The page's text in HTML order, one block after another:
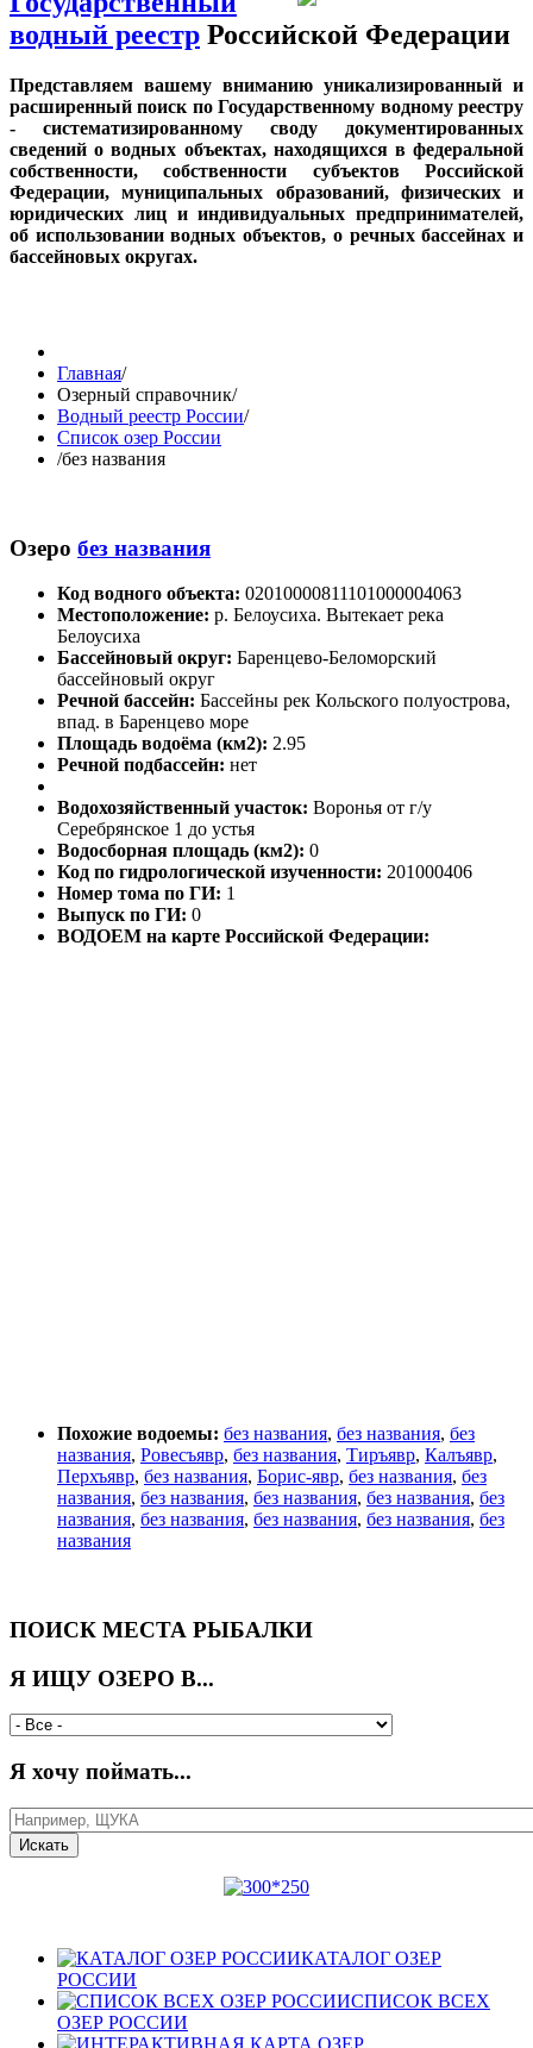
водный реестр Российской Федерации
Представляем вашему вниманию уникализированный и
расширенный поиск по Государственному водному реестру
- систематизированному своду документированных
сведений о водных объектах, находящихся в федеральной
собственности, собственности субъектов Российской
Федерации, муниципальных образований, физических и
юридических лиц и индивидуальных предпринимателей,
об использовании водных объектов, о речных бассейнах и
бассейновых округах.
Главная/
Озерный справочник/
Водный реестр России/
Список озер России
/без названия
Озеро без названия
Код водного объекта: 02010000811101000004063
Местоположение: р. Белоусиха. Вытекает река
Белоусиха
Бассейновый округ: Баренцево-Беломорский
бассейновый округ
Речной бассейн: Бассейны рек Кольского полуострова,
впад. в Баренцево море
Площадь водоёма (км2): 2.95
Речной подбассейн: нет
Водохозяйственный участок: Воронья от г/у
Серебрянское 1 до устья
Водосборная площадь (км2): 0
Код по гидрологической изученности: 201000406
Номер тома по ГИ: 1
Выпуск по ГИ: 0
ВОДОЕМ на карте Российской Федерации:
Похожие водоемы: без названия, без названия, без
названия, Ровесъявр, без названия, Тиръявр, Калъявр,
Перхъявр, без названия, Борис-явр, без названия, без
названия, без названия, без названия, без названия, без
названия, без названия, без названия, без названия, без
названия
ПОИСК МЕСТА РЫБАЛКИ
Я ИЩУ ОЗЕРО В...
Я хочу поймать...
КАТАЛОГ ОЗЕР
РОССИИ
СПИСОК ВСЕХ
ОЗЕР РОССИИ